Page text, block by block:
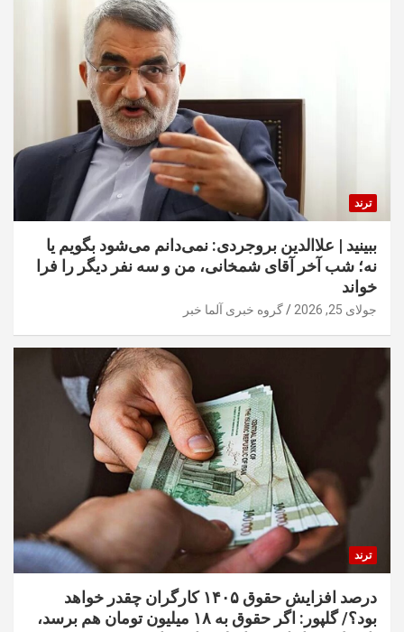
ترند
ببینید | علاالدین بروجردی: نمی‌دانم می‌شود بگویم یا
نه؛ شب آخر آقای شمخانی، من و سه نفر دیگر را فرا
خواند
جولای 25, 2026 گروه خبری آلما خبر
ترند
درصد افزایش حقوق ۱۴۰۵ کارگران چقدر خواهد
بود؟/ گلپور: اگر حقوق به ۱۸ میلیون تومان هم برسد،